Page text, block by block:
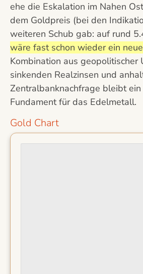
ehe die Eskalation im Nahen
dem Goldpreis (bei den
weiteren Schub gab: auf rund
wäre fast schon wieder ein
Kombination aus geopolitischer
sinkenden Realzinsen und
Zentralbanknachfrage bleibt ein
Fundament für das Edelmetall.
Gold Chart